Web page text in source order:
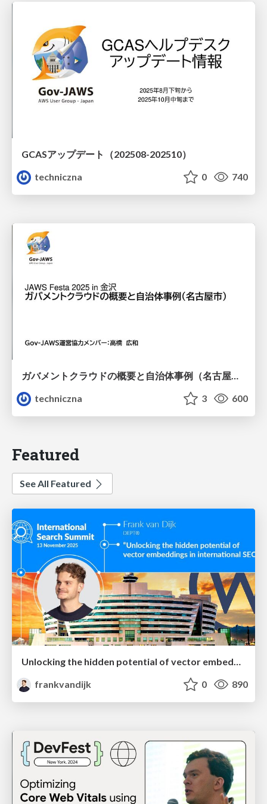
GCASアップデート（202508-202510）
techniczna
0 740
ガバメントクラウドの概要と自治体事例（名古屋市）
techniczna
3 600
Featured
See All Featured
frankvandijk
0 890